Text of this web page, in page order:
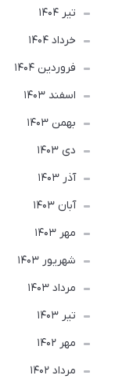
تير 1404
خرداد 1404
فروردین 1404
اسفند 1403
بهمن 1403
دی 1403
آذر 1403
آبان 1403
مهر 1403
شهریور 1403
مرداد 1403
تير 1403
مهر 1402
مرداد 1402